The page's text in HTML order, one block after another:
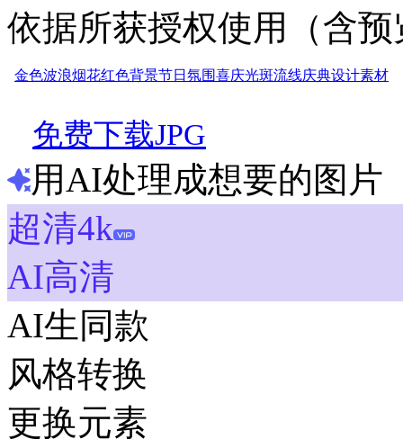
依据所获授权使用（含
金色波浪烟花红色背景节日氛围喜庆光斑流线庆典设计素材
免费下载JPG
用AI处理成想要的图片
超清4k
AI高清
AI生同款
风格转换
更换元素